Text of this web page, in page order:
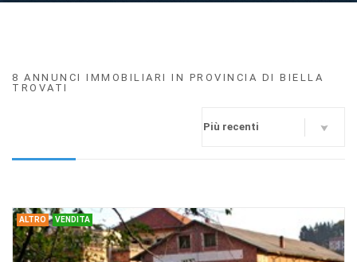
8 ANNUNCI IMMOBILIARI IN PROVINCIA DI BIELLA
TROVATI
ALTRO VENDITA